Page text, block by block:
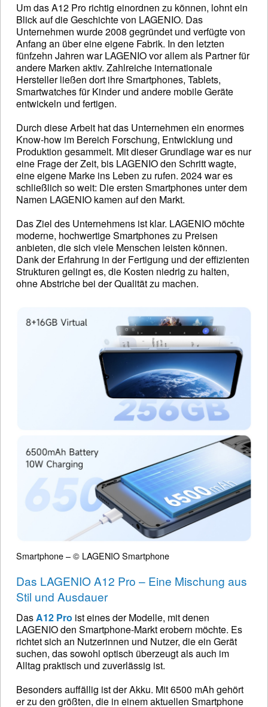
Um das A12 Pro richtig einordnen zu können, lohnt ein
Blick auf die Geschichte von LAGENIO. Das
Unternehmen wurde 2008 gegründet und verfügte von
Anfang an über eine eigene Fabrik. In den letzten
fünfzehn Jahren war LAGENIO vor allem als Partner für
andere Marken aktiv. Zahlreiche internationale
Hersteller ließen dort ihre Smartphones, Tablets,
Smartwatches für Kinder und andere mobile Geräte
entwickeln und fertigen.
Durch diese Arbeit hat das Unternehmen ein enormes
Know-how im Bereich Forschung, Entwicklung und
Produktion gesammelt. Mit dieser Grundlage war es nur
eine Frage der Zeit, bis LAGENIO den Schritt wagte,
eine eigene Marke ins Leben zu rufen. 2024 war es
schließlich so weit: Die ersten Smartphones unter dem
Namen LAGENIO kamen auf den Markt.
Das Ziel des Unternehmens ist klar. LAGENIO möchte
moderne, hochwertige Smartphones zu Preisen
anbieten, die sich viele Menschen leisten können.
Dank der Erfahrung in der Fertigung und der effizienten
Strukturen gelingt es, die Kosten niedrig zu halten,
ohne Abstriche bei der Qualität zu machen.
Smartphone – © LAGENIO Smartphone
Das LAGENIO A12 Pro – Eine Mischung aus
Stil und Ausdauer
Das A12 Pro ist eines der Modelle, mit denen
LAGENIO den Smartphone-Markt erobern möchte. Es
richtet sich an Nutzerinnen und Nutzer, die ein Gerät
suchen, das sowohl optisch überzeugt als auch im
Alltag praktisch und zuverlässig ist.
Besonders auffällig ist der Akku. Mit 6500 mAh gehört
er zu den größten, die in einem aktuellen Smartphone